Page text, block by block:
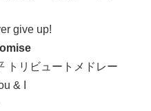
give up!
トリビュートメドレー
& I